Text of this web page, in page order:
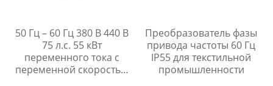
50 Гц – 60 Гц 380 В 440 В
75 л.с. 55 кВт
переменного тока с
переменной скоростью
Преобразователь фазы
привода частоты 60 Гц
IP55 для текстильной
промышленности